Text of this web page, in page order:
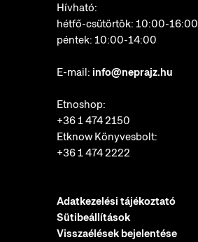
Hívható:
hétfő-csütörtök: 10:00-16:00
péntek: 10:00-14:00
E-mail: info@neprajz.hu
Etnoshop:
+36 1 474 2150
Etknow Könyvesbolt:
+36 1 474 2222
Adatkezelési tájékoztató
Sütibeállítások
Visszaélések bejelentése